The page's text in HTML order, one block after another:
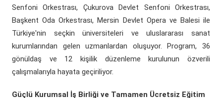
Senfoni Orkestrası, Çukurova Devlet Senfoni Orkestrası,
Başkent Oda Orkestrası, Mersin Devlet Opera ve Balesi ile
Türkiye'nin seçkin üniversiteleri ve uluslararası sanat
kurumlarından gelen uzmanlardan oluşuyor. Program, 36
gönüldaş ve 12 kişilik düzenleme kurulunun özverili
çalışmalarıyla hayata geçiriliyor.
Güçlü Kurumsal İş Birliği ve Tamamen Ücretsiz Eğitim